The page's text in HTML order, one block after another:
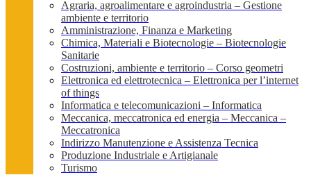
Agraria, agroalimentare e agroindustria – Gestione
ambiente e territorio
Amministrazione, Finanza e Marketing
Chimica, Materiali e Biotecnologie – Biotecnologie
Sanitarie
Costruzioni, ambiente e territorio – Corso geometri
Elettronica ed elettrotecnica – Elettronica per l’internet
of things
Informatica e telecomunicazioni – Informatica
Meccanica, meccatronica ed energia – Meccanica –
Meccatronica
Indirizzo Manutenzione e Assistenza Tecnica
Produzione Industriale e Artigianale
Turismo